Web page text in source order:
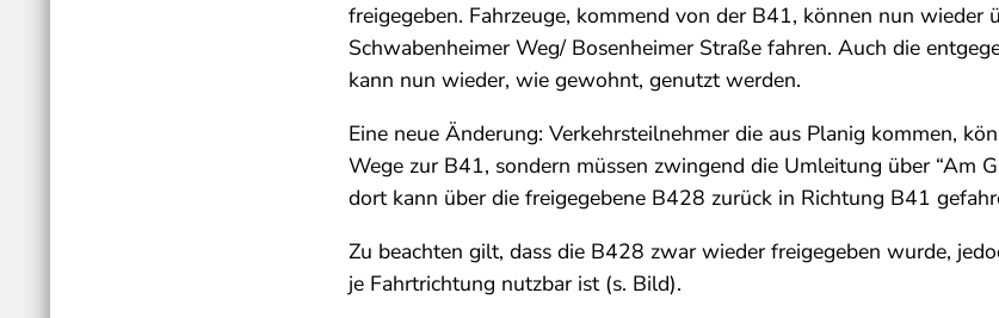
freigegeben. Fahrzeuge, kommend von der B41, können nun wieder
Schwabenheimer Weg/ Bosenheimer Straße fahren. Auch die
kann nun wieder, wie gewohnt, genutzt werden.
Eine neue Änderung: Verkehrsteilnehmer die aus Planig kommen,
Wege zur B41, sondern müssen zwingend die Umleitung über “Am
dort kann über die freigegebene B428 zurück in Richtung B41
Zu beachten gilt, dass die B428 zwar wieder freigegeben wurde,
je Fahrtrichtung nutzbar ist (s. Bild).